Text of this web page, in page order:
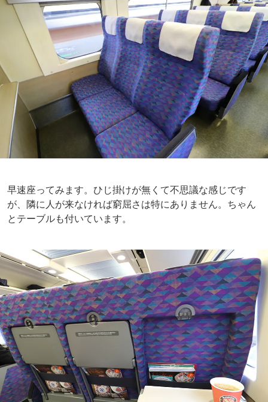
早速座ってみます。ひじ掛けが無くて不思議な感じです
が、隣に人が来なければ窮屈さは特にありません。ちゃん
とテーブルも付いています。